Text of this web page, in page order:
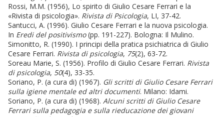
Rossi, M.M. (1956), Lo spirito di Giulio Cesare Ferrari e la
«Rivista di psicologia». Rivista di Psicologia, LI, 37-42.
Santucci, A. (1996). Giulio Cesare Ferrari e la nuova psicologia.
In Eredi del positivismo(pp. 191-227). Bologna: Il Mulino.
Simonitto, R. (1990). I principi della pratica psichiatrica di Giulio
Cesare Ferrari. Rivista di psicologia, 75(2), 63-72.
Soreau Marie, S. (1956). Profilo di Giulio Cesare Ferrari. Rivista
di psicologia, 50(4), 33-35.
Soriano, P. (a cura di) (1967). Gli scritti di Giulio Cesare Ferrari
sulla igiene mentale ed altri documenti. Milano: Idami.
Soriano, P. (a cura di) (1968). Alcuni scritti di Giulio Cesare
Ferrari sulla pedagogia e sulla rieducazione dei giovani